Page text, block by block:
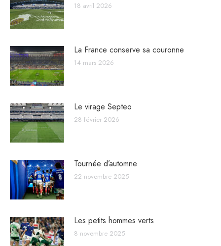
18 avril 2026
La France conserve sa couronne
14 mars 2026
Le virage Septeo
28 février 2026
Tournée d’automne
22 novembre 2025
Les petits hommes verts
8 novembre 2025